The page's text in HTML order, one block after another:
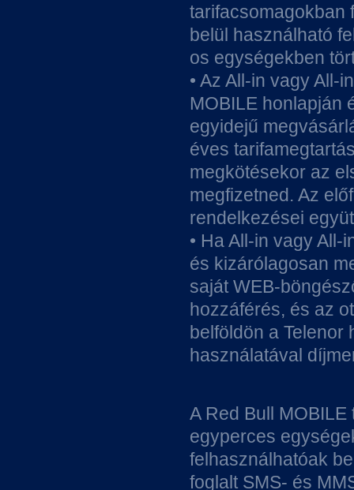
tarifacsomagokban
belül használható
os egységekben
• Az All-in vagy All-
MOBILE honlapján
egyidejű
éves
megkötésekor az
megfizetned. Az
rendelkezései
• Ha All-in vagy
és kizárólagosan
saját WEB-
hozzáférés, és az
belföldön a Telenor
használatával
A Red Bull
egyperces
felhasználhatóak
foglalt SMS- és